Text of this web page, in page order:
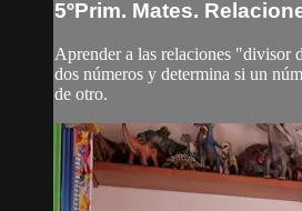
5ºPrim. Mates.
Aprender a las relaciones
dos números y determina si un
de otro.